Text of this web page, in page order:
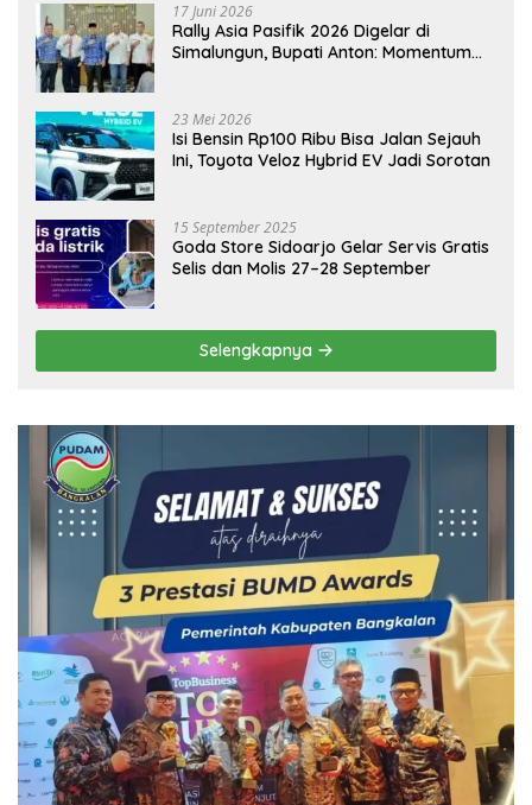
17 Juni 2026
Rally Asia Pasifik 2026 Digelar di
Simalungun, Bupati Anton: Momentum
23 Mei 2026
Isi Bensin Rp100 Ribu Bisa Jalan Sejauh
Ini, Toyota Veloz Hybrid EV Jadi Sorotan
15 September 2025
Goda Store Sidoarjo Gelar Servis Gratis
Selis dan Molis 27–28 September
Selengkapnya